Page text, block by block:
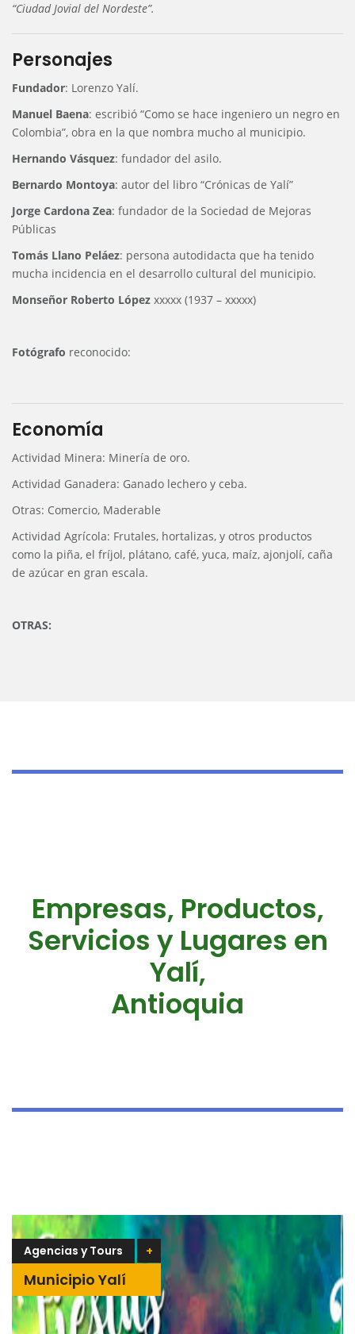
“Ciudad Jovial del Nordeste”.
Personajes
Fundador: Lorenzo Yalí.
Manuel Baena: escribió “Como se hace ingeniero un negro en
Colombia”, obra en la que nombra mucho al municipio.
Hernando Vásquez: fundador del asilo.
Bernardo Montoya: autor del libro “Crónicas de Yalí”
Jorge Cardona Zea: fundador de la Sociedad de Mejoras
Públicas
Tomás Llano Peláez: persona autodidacta que ha tenido
mucha incidencia en el desarrollo cultural del municipio.
Monseñor Roberto López xxxxx (1937 – xxxxx)
Fotógrafo reconocido:
Economía
Actividad Minera: Minería de oro.
Actividad Ganadera: Ganado lechero y ceba.
Otras: Comercio, Maderable
Actividad Agrícola: Frutales, hortalizas, y otros productos
como la piña, el fríjol, plátano, café, yuca, maíz, ajonjolí, caña
de azúcar en gran escala.
OTRAS:
Empresas, Productos,
Servicios y Lugares en
Yalí,
Antioquia
Agencias y Tours +
Municipio Yalí